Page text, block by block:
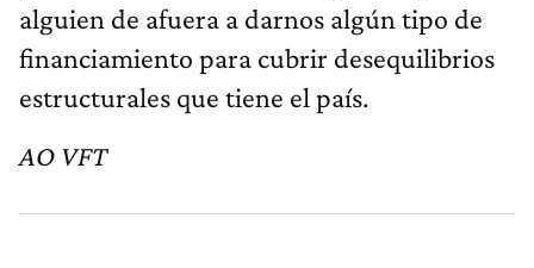
alguien de afuera a darnos algún tipo de
financiamiento para cubrir desequilibrios
estructurales que tiene el país.
AO VFT